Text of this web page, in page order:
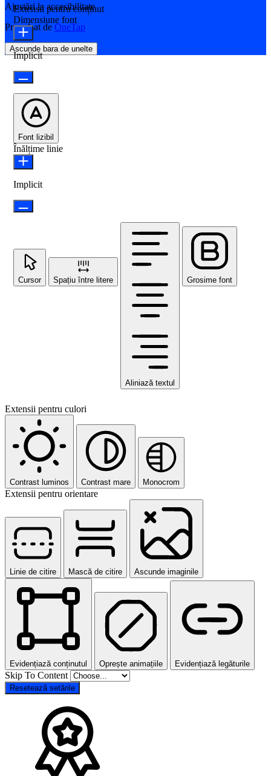
Ajustări la accesibilitate
Propulsat de OneTap
Ascunde bara de unelte
Extensii pentru conținut
Dimensiune font
Implicit
Font lizibil
Înălțime linie
Implicit
Cursor Spațiu între litere
Aliniază textul
Grosime font
Extensii pentru culori
Contrast luminos Contrast mare Monocrom
Extensii pentru orientare
Linie de citire Mască de citire Ascunde imaginile
Evidențiază conținutul Oprește animațiile Evidențiază legăturile
Skip To Content
Resetează setările